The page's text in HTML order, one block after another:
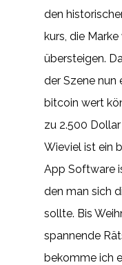
den
kurs, die
übersteigen.
der Szene nun
bitcoin wert
zu 2.500
Wieviel ist ein
App Software
den man sich
sollte. Bis
spannende
bekomme ich